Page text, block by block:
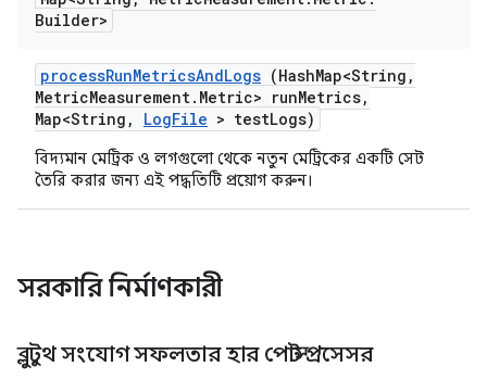
Builder>
processRunMetricsAndLogs (HashMap<String ,
MetricMeasurement. Metric> runMetrics,
Map<String , LogFile > testLogs)
বিদ্যমান মেট্রিক ও লগগুলো থেকে নতুন মেট্রিকের একটি সেট
তৈরি করার জন্য এই পদ্ধতিটি প্রয়োগ করুন।
সরকারি নির্মাণকারী
ব্লুটুথ সংযোগ সফলতার হার পোস্ট প্রসেসর